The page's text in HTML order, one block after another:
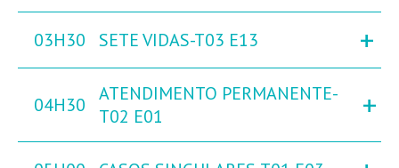
03H30 SETE VIDAS-T03 E13 +
04H30
ATENDIMENTO PERMANENTE-
T02 E01
+